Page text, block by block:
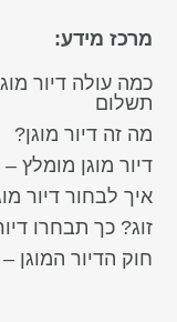
מרכז מידע:
תשלום
מה זה דיור מוגן?
דיור מוגן מומלץ
איך לבחור דיור
זוג? כך תבחרו
חוק הדיור המוגן